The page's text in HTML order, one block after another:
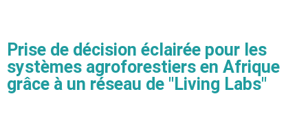
Prise de décision éclairée pour les
systèmes agroforestiers en Afrique
grâce à un réseau de "Living Labs"